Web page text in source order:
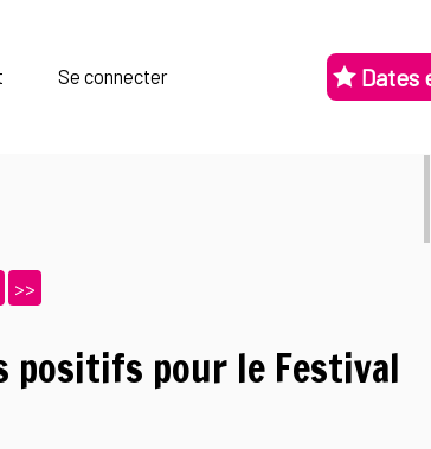
Se connecter Dates
>>
positifs pour le Festival